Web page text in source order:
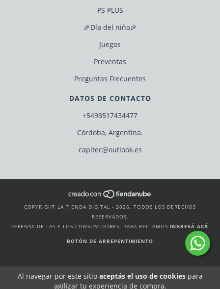
Al navegar por este sitio aceptás el uso de cookiespara
agilizar tu experiencia de compra.
PS PLUS
🎉Día del niño🎉
Juegos
Preventas
Preguntas Frecuentes
DATOS DE CONTACTO
+5493517434477
Córdoba, Argentina.
capitec@outlook.es
COPYRIGHT LA TIENDA DIGITAL - 2026. TODOS LOS DERECHOS
RESERVADOS.
DEFENSA DE LAS Y LOS CONSUMIDORES. PARA RECLAMOS INGRESÁ ACÁ.
BOTÓN DE ARREPENTIMIENTO